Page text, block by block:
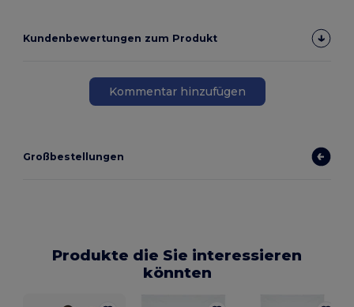
Kundenbewertungen zum Produkt
Kommentar hinzufügen
Großbestellungen
Produkte die Sie interessieren
könnten